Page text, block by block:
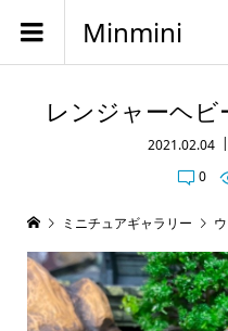
Minmini
レンジャーヘ
2021.02.04
0
ミニチュアギャラリー